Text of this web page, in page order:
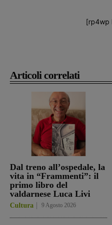
Articoli correlati
Dal treno all’ospedale, la
vita in “Frammenti”: il
primo libro del
valdarnese Luca Livi
Cultura 9 Agosto 2026
[rp4wp